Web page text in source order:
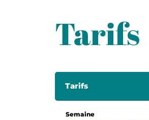
Tarifs
Tarifs
Semaine